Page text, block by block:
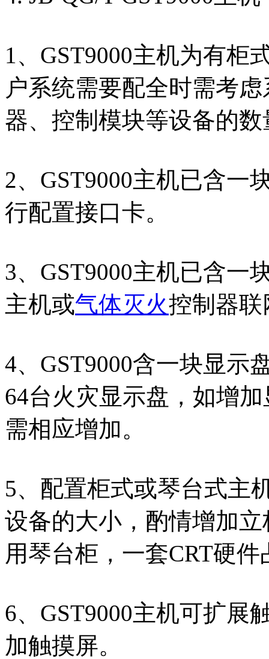
1、GST9000主机为有柜
户系统需要配全时需考
器、控制模块等设备的
2、GST9000主机已含一
行配置接口卡。
3、GST9000主机已含一
主机或气体灭火控制器联
4、GST9000含一块显示
64台火灾显示盘，如增
需相应增加。
5、配置柜式或琴台式主
设备的大小，酌情增加
用琴台柜，一套CRT硬
6、GST9000主机可扩展
加触摸屏。